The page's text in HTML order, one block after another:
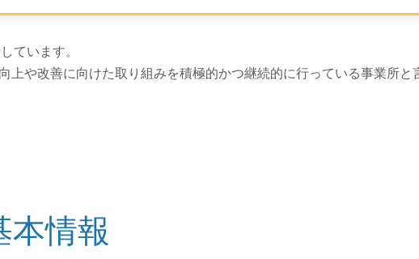
以上です。
ています。
や改善に向けた取り組みを積極的かつ継続的に行っている事業所と
本情報